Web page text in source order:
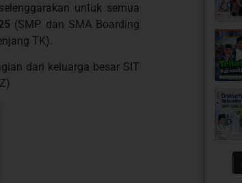
untuk semua
(SMP dan SMA Boarding
TK).
dari keluarga besar SIT